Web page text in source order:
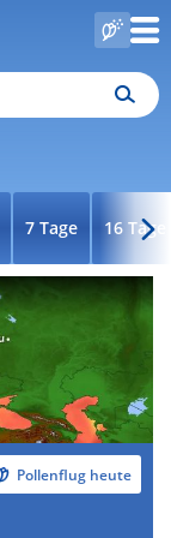
7 Tage 16 Tage
Pollenflug heute